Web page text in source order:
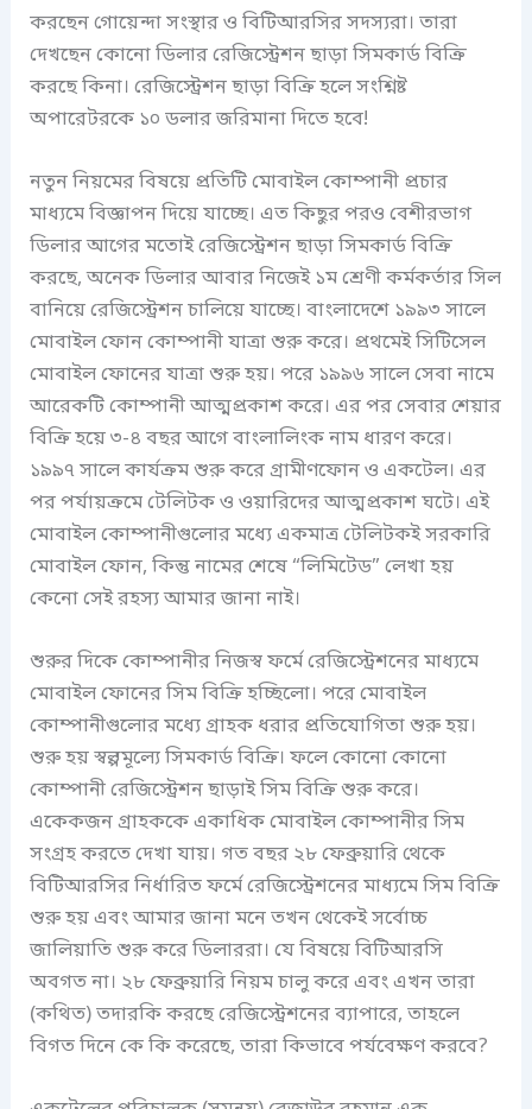
করছেন গোয়েন্দা সংস্থার ও বিটিআরসির সদস্যরা। তারা
দেখছেন কোনো ডিলার রেজিস্ট্রেশন ছাড়া সিমকার্ড বিক্রি
করছে কিনা। রেজিস্ট্রেশন ছাড়া বিক্রি হলে সংশ্নিষ্ট
অপারেটরকে ১০ ডলার জরিমানা দিতে হবে!
নতুন নিয়মের বিষয়ে প্রতিটি মোবাইল কোম্পানী প্রচার
মাধ্যমে বিজ্ঞাপন দিয়ে যাচ্ছে। এত কিছুর পরও বেশীরভাগ
ডিলার আগের মতোই রেজিস্ট্রেশন ছাড়া সিমকার্ড বিক্রি
করছে, অনেক ডিলার আবার নিজেই ১ম শ্রেণী কর্মকর্তার সিল
বানিয়ে রেজিস্ট্রেশন চালিয়ে যাচ্ছে। বাংলাদেশে ১৯৯৩ সালে
মোবাইল ফোন কোম্পানী যাত্রা শুরু করে। প্রথমেই সিটিসেল
মোবাইল ফোনের যাত্রা শুরু হয়। পরে ১৯৯৬ সালে সেবা নামে
আরেকটি কোম্পানী আত্মপ্রকাশ করে। এর পর সেবার শেয়ার
বিক্রি হয়ে ৩-৪ বছর আগে বাংলালিংক নাম ধারণ করে।
১৯৯৭ সালে কার্যক্রম শুরু করে গ্রামীণফোন ও একটেল। এর
পর পর্যায়ক্রমে টেলিটক ও ওয়ারিদের আত্মপ্রকাশ ঘটে। এই
মোবাইল কোম্পানীগুলোর মধ্যে একমাত্র টেলিটকই সরকারি
মোবাইল ফোন, কিন্তু নামের শেষে “লিমিটেড” লেখা হয়
কেনো সেই রহস্য আমার জানা নাই।
শুরুর দিকে কোম্পানীর নিজস্ব ফর্মে রেজিস্ট্রেশনের মাধ্যমে
মোবাইল ফোনের সিম বিক্রি হচ্ছিলো। পরে মোবাইল
কোম্পানীগুলোর মধ্যে গ্রাহক ধরার প্রতিযোগিতা শুরু হয়।
শুরু হয় স্বল্পমূল্যে সিমকার্ড বিক্রি। ফলে কোনো কোনো
কোম্পানী রেজিস্ট্রেশন ছাড়াই সিম বিক্রি শুরু করে।
একেকজন গ্রাহককে একাধিক মোবাইল কোম্পানীর সিম
সংগ্রহ করতে দেখা যায়। গত বছর ২৮ ফেব্রুয়ারি থেকে
বিটিআরসির নির্ধারিত ফর্মে রেজিস্ট্রেশনের মাধ্যমে সিম বিক্রি
শুরু হয় এবং আমার জানা মনে তখন থেকেই সর্বোচ্চ
জালিয়াতি শুরু করে ডিলাররা। যে বিষয়ে বিটিআরসি
অবগত না। ২৮ ফেব্রুয়ারি নিয়ম চালু করে এবং এখন তারা
(কথিত) তদারকি করছে রেজিস্ট্রেশনের ব্যাপারে, তাহলে
বিগত দিনে কে কি করেছে, তারা কিভাবে পর্যবেক্ষণ করবে?